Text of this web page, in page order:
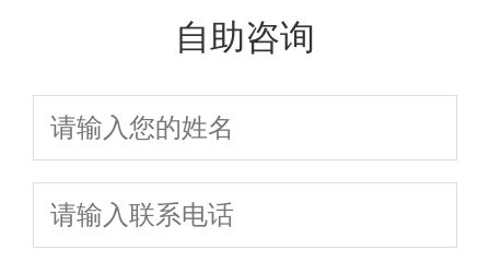
自助咨询